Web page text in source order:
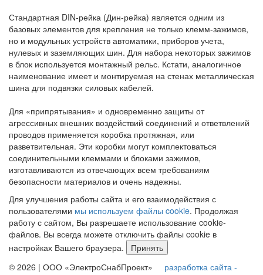
Стандартная DIN-рейка (Дин-рейка) является одним из
базовых элементов для крепления не только клемм-зажимов,
но и модульных устройств автоматики, приборов учета,
нулевых и заземляющих шин. Для набора некоторых зажимов
в блок используется монтажный рельс. Кстати, аналогичное
наименование имеет и монтируемая на стенах металлическая
шина для подвязки силовых кабелей.
Для «припрятывания» и одновременно защиты от
агрессивных внешних воздействий соединений и ответвлений
проводов применяется коробка протяжная, или
разветвительная. Эти коробки могут комплектоваться
соединительными клеммами и блоками зажимов,
изготавливаются из отвечающих всем требованиям
безопасности материалов и очень надежны.
Для улучшения работы сайта и его взаимодействия с
пользователями мы используем файлы cookie. Продолжая
работу с сайтом, Вы разрешаете использование cookie-
файлов. Вы всегда можете отключить файлы cookie в
настройках Вашего браузера.
Принять
© 2026 | ООО «ЭлектроСнабПроект» разработка сайта -